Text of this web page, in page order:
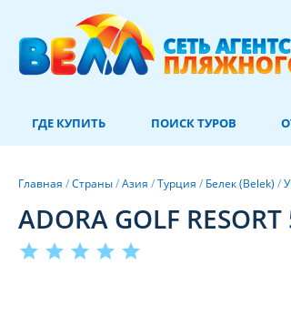
ГДЕ КУПИТЬ ПОИСК ТУРОВ
Главная /Страны/Азия /Турция / Белек (Belek) /
ADORA GOLF
star star star star star